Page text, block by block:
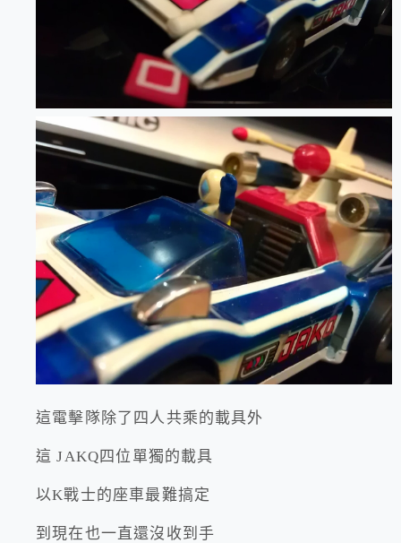
這電擊隊除了四人共乘的載具外
這 JAKQ四位單獨的載具
以K戰士的座車最難搞定
到現在也一直還沒收到手